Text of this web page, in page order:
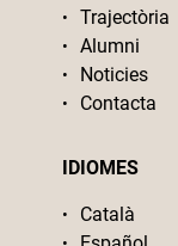
Trajectòria
Alumni
Noticies
Contacta
IDIOMES
Català